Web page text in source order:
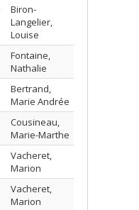
Biron-
Langelier,
Louise
Fontaine,
Nathalie
Bertrand,
Marie Andrée
Cousineau,
Marie-Marthe
Vacheret,
Marion
Vacheret,
Marion